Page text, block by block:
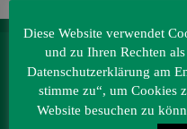
IRRLANDIA – der
Lebbiner Straße 1
15859 Storkow (Mark)
Diese Website verwendet
und zu Ihren Rechten
Datenschutzerklärung am
stimme zu“, um Cookies
Website besuchen zu